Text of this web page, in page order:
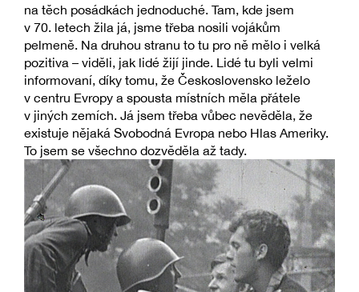
na těch posádkách jednoduché. Tam, kde jsem
v 70. letech žila já, jsme třeba nosili vojákům
pelmeně. Na druhou stranu to tu pro ně mělo i velká
pozitiva – viděli, jak lidé žijí jinde. Lidé tu byli velmi
informovaní, díky tomu, že Československo leželo
v centru Evropy a spousta místních měla přátele
v jiných zemích. Já jsem třeba vůbec nevěděla, že
existuje nějaká Svobodná Evropa nebo Hlas Ameriky.
To jsem se všechno dozvěděla až tady.